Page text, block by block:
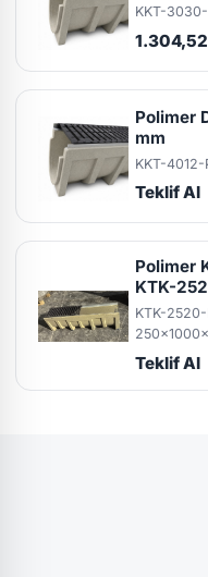
KKT-
Polimer
mm
KKT-4012-
Teklif Al
Polimer
KTK-
KTK-
Teklif Al